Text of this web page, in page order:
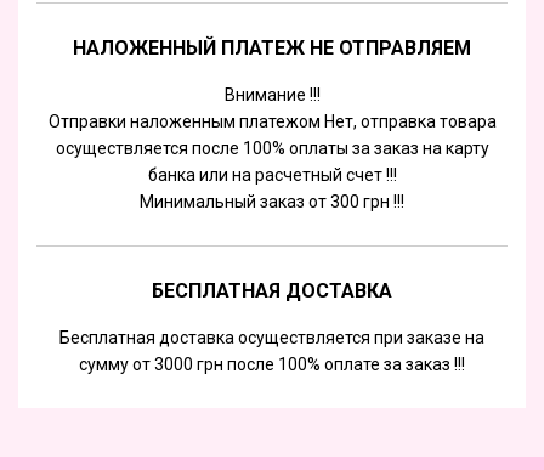
НАЛОЖЕННЫЙ ПЛАТЕЖ НЕ ОТПРАВЛЯЕМ
Внимание !!!
Отправки наложенным платежом Нет, отправка товара
осуществляется после 100% оплаты за заказ на карту
банка или на расчетный счет !!!
Минимальный заказ от 300 грн !!!
БЕСПЛАТНАЯ ДОСТАВКА
Бесплатная доставка осуществляется при заказе на
сумму от 3000 грн после 100% оплате за заказ !!!